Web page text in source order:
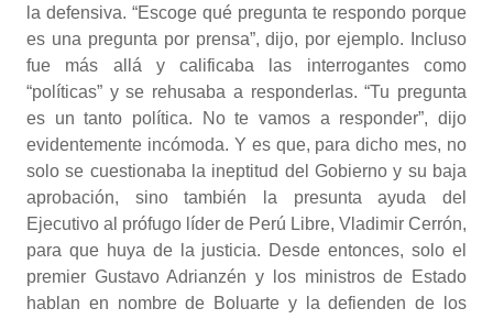
la defensiva. “Escoge qué pregunta te respondo porque
es una pregunta por prensa”, dijo, por ejemplo. Incluso
fue más allá y calificaba las interrogantes como
“políticas” y se rehusaba a responderlas. “Tu pregunta
es un tanto política. No te vamos a responder”, dijo
evidentemente incómoda. Y es que, para dicho mes, no
solo se cuestionaba la ineptitud del Gobierno y su baja
aprobación, sino también la presunta ayuda del
Ejecutivo al prófugo líder de Perú Libre, Vladimir Cerrón,
para que huya de la justicia. Desde entonces, solo el
premier Gustavo Adrianzén y los ministros de Estado
hablan en nombre de Boluarte y la defienden de los